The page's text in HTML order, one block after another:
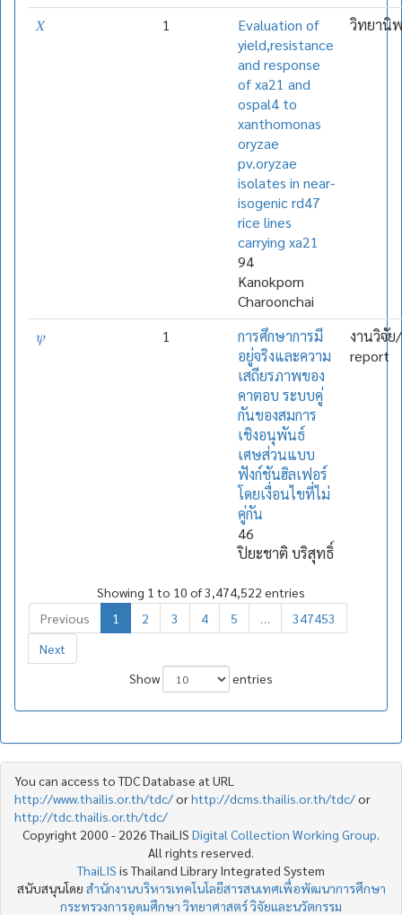
𝑋 1
Evaluation of
yield,resistance
and response
of xa21 and
ospal4 to
xanthomonas
oryzae
pv.oryzae
isolates in near-
isogenic rd47
rice lines
carrying xa21
94
Kanokporn
Charoonchai
วิทยานิ
𝜓 1
การศึกษาการมี
อยู่จริงและความ
เสถียรภาพของ
คาตอบ ระบบคู่
กันของสมการ
เชิงอนุพันธ์
เศษส่วนแบบ
ฟังก์ชันฮิลเฟอร์
โดยเงื่อนไขที่ไม่
คู่กัน
46
ปิยะชาติ บริสุทธิ์
งานวิจัย
report
Showing 1 to 10 of 3,474,522 entries
Previous
1 2 3 4 5 …
347453
Next
Show
entries
You can access to TDC Database at URL
http://www.thailis.or.th/tdc/orhttp://dcms.thailis.or.th/tdc/or
http://tdc.thailis.or.th/tdc/
Copyright 2000 - 2026 ThaiLIS Digital Collection Working Group.
All rights reserved.
ThaiLIS is Thailand Library Integrated System
สนับสนุนโดย สำนักงานบริหารเทคโนโลยีสารสนเทศเพื่อพัฒนาการศึกษา
กระทรวงการอุดมศึกษา วิทยาศาสตร์ วิจัยและนวัตกรรม